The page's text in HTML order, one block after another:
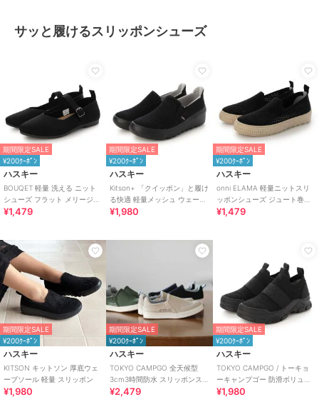
サッと履けるスリッポンシューズ
期間限定SALE
¥200ｸｰﾎﾟﾝ
ハスキー
BOUQET 軽量 洗える ニット
シューズ フラット メリージェ
ンパンプス スリッポン
¥1,479
期間限定SALE
¥200ｸｰﾎﾟﾝ
ハスキー
Kitson+ 「クイッポン」と履け
る快適 軽量メッシュ ウェーブ
ソール スリッポン スニーカー
¥1,980
期間限定SALE
¥200ｸｰﾎﾟﾝ
ハスキー
onni ELAMA 軽量ニットスリ
ッポンシューズ ジュート巻き
風 エスパドリーユ
¥1,479
期間限定SALE
¥200ｸｰﾎﾟﾝ
ハスキー
KITSON キットソン 厚底ウェ
ーブソール 軽量 スリッポン
¥1,980
期間限定SALE
¥200ｸｰﾎﾟﾝ
ハスキー
TOKYO CAMPGO 全天候型
3cm3時間防水 スリッポンス
ニーカー
¥2,479
期間限定SALE
¥200ｸｰﾎﾟﾝ
ハスキー
TOKYO CAMPGO / トーキョ
ーキャンプゴー 防滑ボリュー
ムソール 防水スリッポンスニ
¥1,980